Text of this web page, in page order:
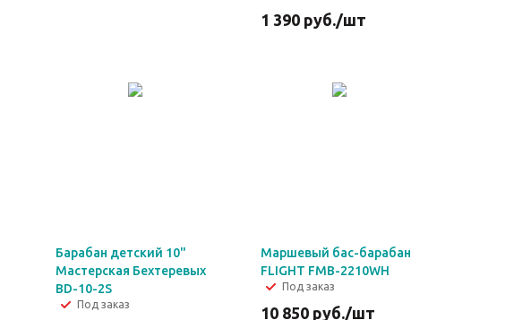
1 390руб./шт
Барабан детский 10"
Мастерская Бехтеревых
BD-10-2S
Под заказ
Маршевый бас-барабан
FLIGHT FMB-2210WH
Под заказ
10 850руб./шт